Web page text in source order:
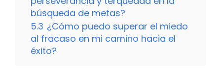
búsqueda de metas?
5.3 ¿Cómo puedo superar el miedo
al fracaso en mi camino hacia el
éxito?